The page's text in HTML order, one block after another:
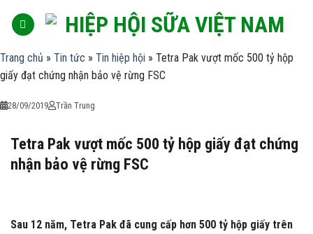
Trang chủ » Tin tức » Tin hiệp hội » Tetra Pak vượt mốc 500 tỷ hộp
giấy đạt chứng nhận bảo vệ rừng FSC
28/09/2019 Trần Trung
Tetra Pak vượt mốc 500 tỷ hộp giấy đạt chứng
nhận bảo vệ rừng FSC
Sau 12 năm, Tetra Pak đã cung cấp hơn 500 tỷ hộp giấy trên